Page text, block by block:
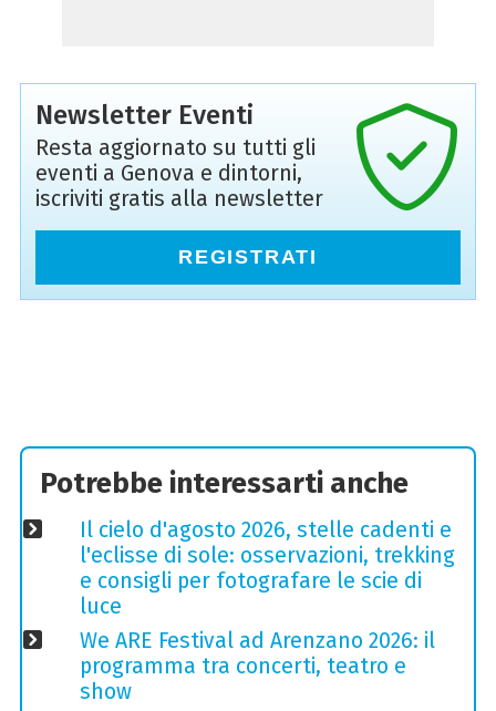
Newsletter Eventi
Resta aggiornato su tutti gli
eventi a Genova e dintorni,
iscriviti gratis alla newsletter
REGISTRATI
Potrebbe interessarti anche
Il cielo d'agosto 2026, stelle cadenti e
l'eclisse di sole: osservazioni, trekking
e consigli per fotografare le scie di
luce
We ARE Festival ad Arenzano 2026: il
programma tra concerti, teatro e
show